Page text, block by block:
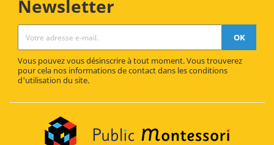
Newsletter
Vous pouvez vous désinscrire à tout moment. Vous trouverez
pour cela nos informations de contact dans les conditions
d'utilisation du site.